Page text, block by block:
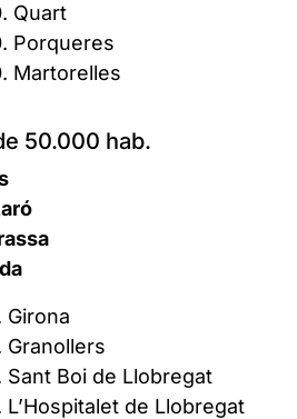
Quart
Porqueres
Martorelles
50.000 hab.
Girona
Granollers
Sant Boi de Llobregat
L’Hospitalet de Llobregat